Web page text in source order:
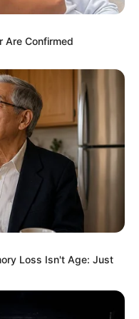
Are Confirmed
Loss Isn't Age: Just